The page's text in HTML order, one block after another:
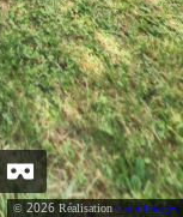
© 2026 Réalisation Com Images